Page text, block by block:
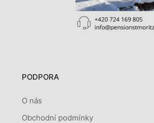
PODPORA
O nás
Obchodní podmínky